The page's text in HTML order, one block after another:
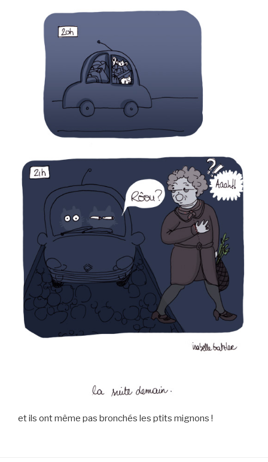
et ils ont même pas bronchés les ptits mignons !